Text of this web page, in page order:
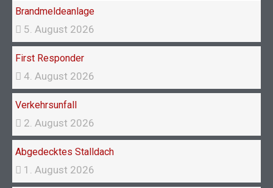
Brandmeldeanlage
5. August 2026
First Responder
4. August 2026
Verkehrsunfall
2. August 2026
Abgedecktes Stalldach
1. August 2026